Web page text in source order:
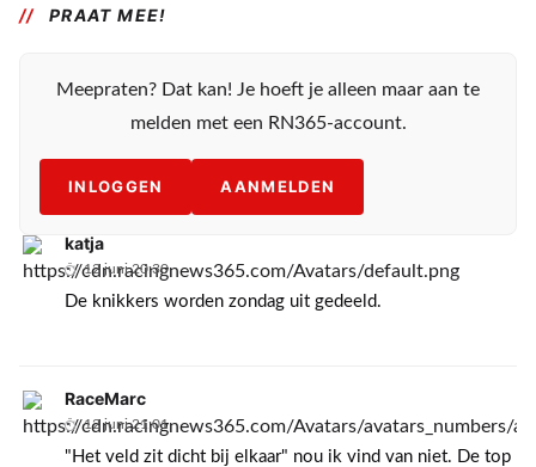
PRAAT MEE!
Meepraten? Dat kan! Je hoeft je alleen maar aan te
melden met een RN365-account.
INLOGGEN AANMELDEN
katja
12 juni 20:30
De knikkers worden zondag uit gedeeld.
RaceMarc
12 juni 21:01
"Het veld zit dicht bij elkaar" nou ik vind van niet. De top